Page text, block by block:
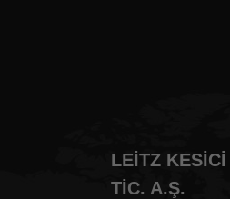
LEITZ
TIC. A.Ş.